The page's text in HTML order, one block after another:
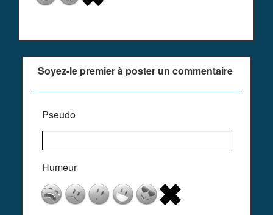
Soyez-le premier à poster un commentaire
Pseudo
Humeur